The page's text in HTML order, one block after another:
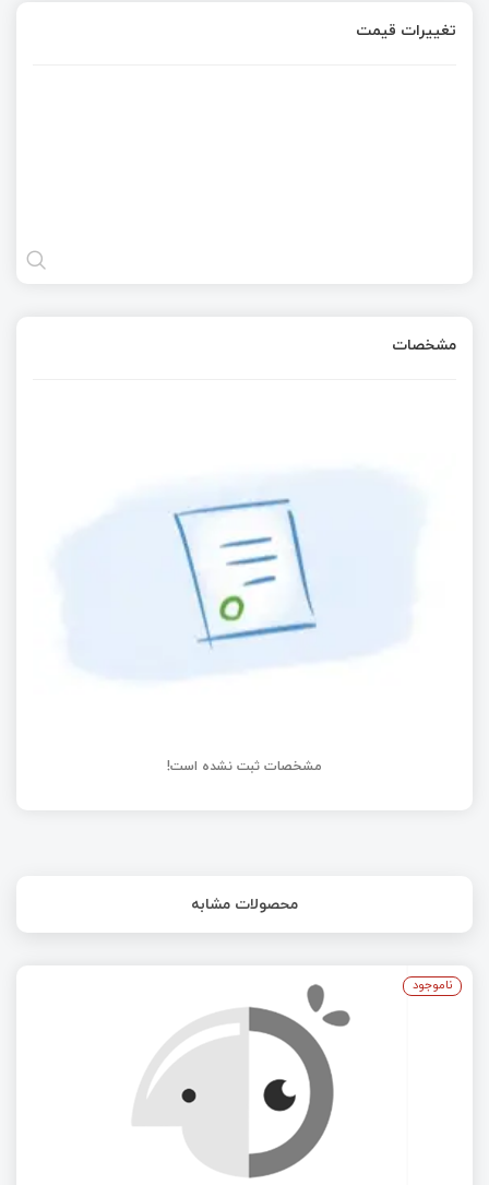
تغییرات قیمت
مشخصات
مشخصات ثبت نشده است!
محصولات مشابه
ناموجود